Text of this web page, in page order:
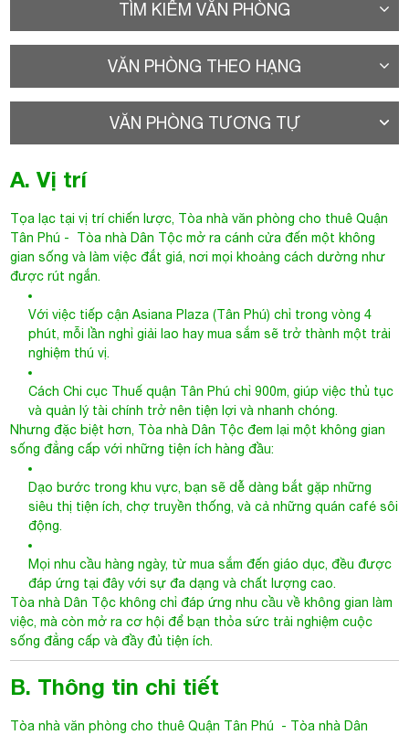
TÌM KIẾM VĂN PHÒNG
VĂN PHÒNG THEO HẠNG
VĂN PHÒNG TƯƠNG TỰ
A. Vị trí
Tọa lạc tại vị trí chiến lược, Tòa nhà văn phòng cho thuê Quận
Tân Phú - Tòa nhà Dân Tộc mở ra cánh cửa đến một không
gian sống và làm việc đắt giá, nơi mọi khoảng cách dường như
được rút ngắn.
Với việc tiếp cận Asiana Plaza (Tân Phú) chỉ trong vòng 4
phút, mỗi lần nghỉ giải lao hay mua sắm sẽ trở thành một trải
nghiệm thú vị.
Cách Chi cục Thuế quận Tân Phú chỉ 900m, giúp việc thủ tục
và quản lý tài chính trở nên tiện lợi và nhanh chóng.
Nhưng đặc biệt hơn, Tòa nhà Dân Tộc đem lại một không gian
sống đẳng cấp với những tiện ích hàng đầu:
Dạo bước trong khu vực, bạn sẽ dễ dàng bắt gặp những
siêu thị tiện ích, chợ truyền thống, và cả những quán café sôi
động.
Mọi nhu cầu hàng ngày, từ mua sắm đến giáo dục, đều được
đáp ứng tại đây với sự đa dạng và chất lượng cao.
Tòa nhà Dân Tộc không chỉ đáp ứng nhu cầu về không gian làm
việc, mà còn mở ra cơ hội để bạn thỏa sức trải nghiệm cuộc
sống đẳng cấp và đầy đủ tiện ích.
B. Thông tin chi tiết
Tòa nhà văn phòng cho thuê Quận Tân Phú - Tòa nhà Dân